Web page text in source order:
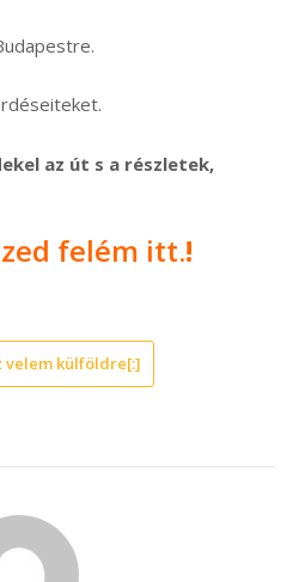
az út s a részletek,
felém itt.!
velem külföldre[:]